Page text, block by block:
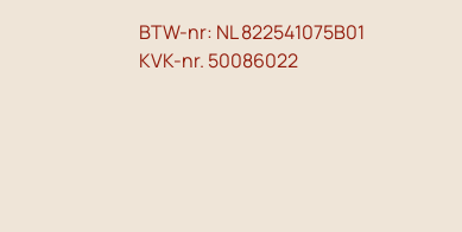
BTW-nr: NL 822541075B01
KVK-nr. 50086022